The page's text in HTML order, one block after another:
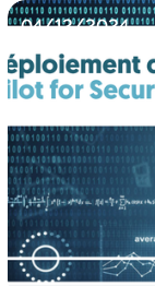
04/12/2024